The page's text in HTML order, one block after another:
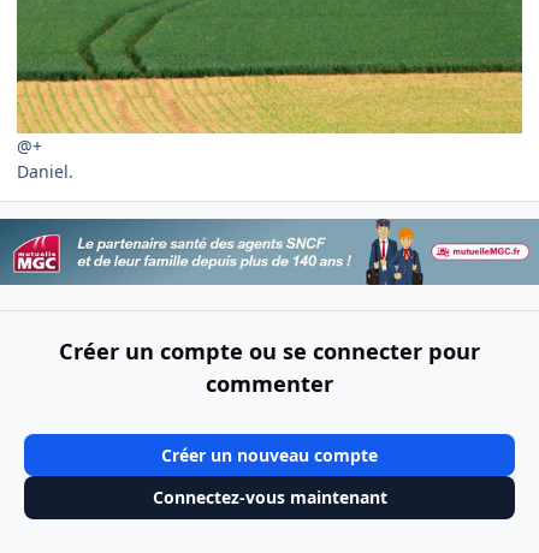
@+
Daniel.
Créer un compte ou se connecter pour
commenter
Créer un nouveau compte
Connectez-vous maintenant